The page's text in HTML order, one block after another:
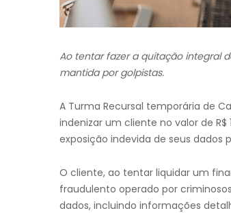
Ao tentar fazer a quitação integral
mantida por golpistas.
A Turma Recursal temporária de
indenizar um cliente no valor de
exposição indevida de seus dados
O cliente, ao tentar liquidar um
fraudulento operado por
dados, incluindo informações